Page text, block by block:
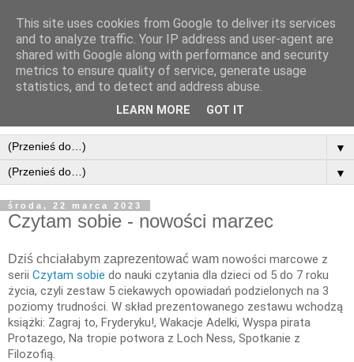
▼
▼
środa, 22 marca 2023
Czytam sobie - nowości marzec
Dziś chciałabym zaprezentować wam nowości marcowe z
serii Czytam sobie do nauki czytania dla dzieci od 5 do 7 roku
życia, czyli zestaw 5 ciekawych opowiadań podzielonych na 3
poziomy trudności. W skład prezentowanego zestawu wchodzą
książki: Zagraj to, Fryderyku!, Wakacje Adelki, Wyspa pirata
Protazego, Na tropie potwora z Loch Ness, Spotkanie z
Filozofią.
This site uses cookies from Google to deliver its services
and to analyze traffic. Your IP address and user-agent are
shared with Google along with performance and security
metrics to ensure quality of service, generate usage
statistics, and to detect and address abuse.
LEARN MORE GOT IT